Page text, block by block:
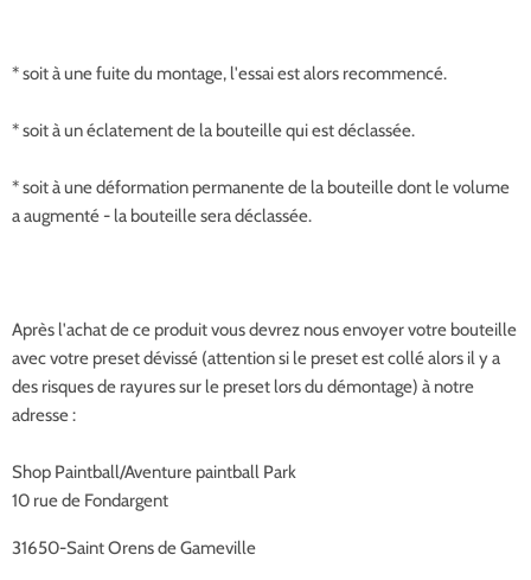
* soit à une fuite du montage, l'essai est alors recommencé.
* soit à un éclatement de la bouteille qui est déclassée.
* soit à une déformation permanente de la bouteille dont le volume
a augmenté - la bouteille sera déclassée.
Après l'achat de ce produit vous devrez nous envoyer votre bouteille
avec votre preset dévissé (attention si le preset est collé alors il y a
des risques de rayures sur le preset lors du démontage) à notre
adresse :
Shop Paintball/Aventure paintball Park
10 rue de Fondargent
31650-Saint Orens de Gameville